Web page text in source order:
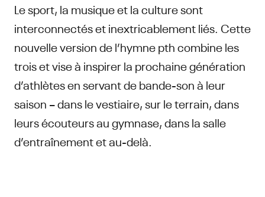
Le sport, la musique et la culture sont
interconnectés et inextricablement liés. Cette
nouvelle version de l’hymne pth combine les
trois et vise à inspirer la prochaine génération
d’athlètes en servant de bande-son à leur
saison – dans le vestiaire, sur le terrain, dans
leurs écouteurs au gymnase, dans la salle
d’entraînement et au-delà.